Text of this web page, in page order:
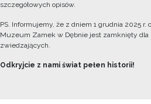
szczegółowych opisów.
PS. Informujemy, że z dniem 1 grudnia 2025 r.
Muzeum Zamek w Dębnie jest zamknięty dla
zwiedzających.
Odkryjcie z nami świat pełen historii!